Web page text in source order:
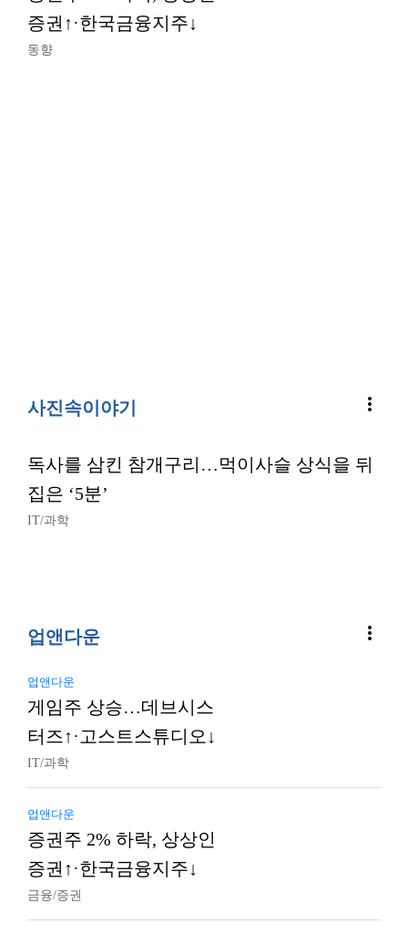
증권↑·한국금융지주↓
동향
사진속이야기 more_vert
독사를 삼킨 참개구리…먹이사슬 상식을 뒤
집은 ‘5분’
IT/과학
업앤다운 more_vert
업앤다운
게임주 상승…데브시스
터즈↑·고스트스튜디오↓
IT/과학
업앤다운
증권주 2% 하락, 상상인
증권↑·한국금융지주↓
금융/증권